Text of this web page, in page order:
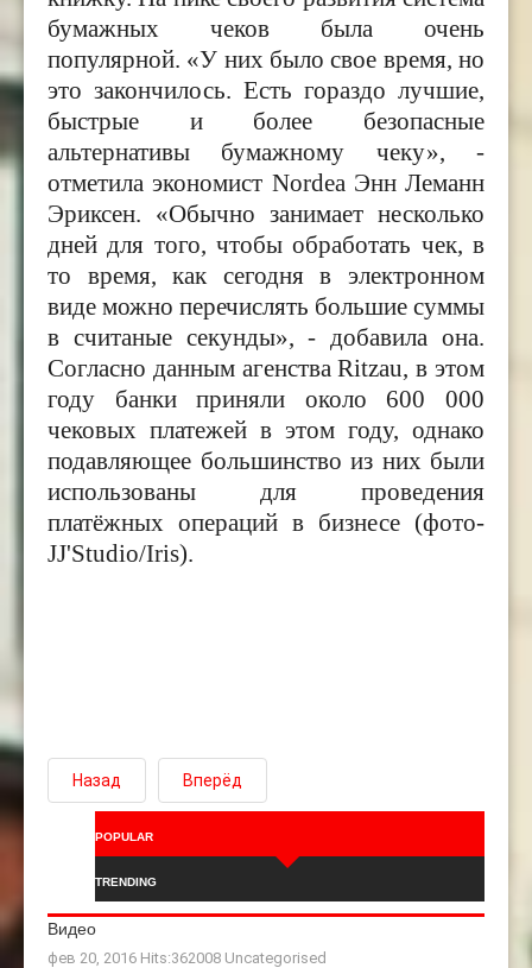
бумажных чеков была очень
популярной. «У них было свое время, но
это закончилось. Есть гораздо лучшие,
быстрые и более безопасные
альтернативы бумажному чеку», -
отметила экономист Nordea Энн Леманн
Эриксен. «Обычно занимает несколько
дней для того, чтобы обработать чек, в
то время, как сегодня в электронном
виде можно перечислять большие суммы
в считаные секунды», - добавила она.
Согласно данным агенстваRitzau,в этом
году банки приняли около 600 000
чековых платежей в этом году, однако
подавляющее большинство из них были
использованы для проведения
платёжных операций в бизнесе (фото-
JJ'Studio/Iris).
Назад Вперёд
POPULAR
TRENDING
Видео
фев 20, 2016 Hits:362008 Uncategorised